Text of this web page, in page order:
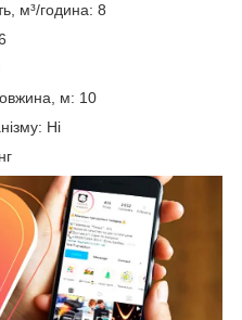
м³/година: 8
м: 10
Ні